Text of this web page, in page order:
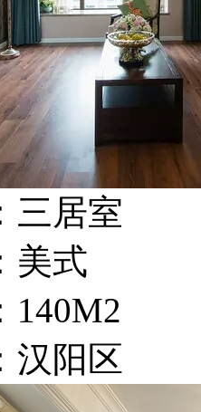
三居室
美式
140M2
汉阳区